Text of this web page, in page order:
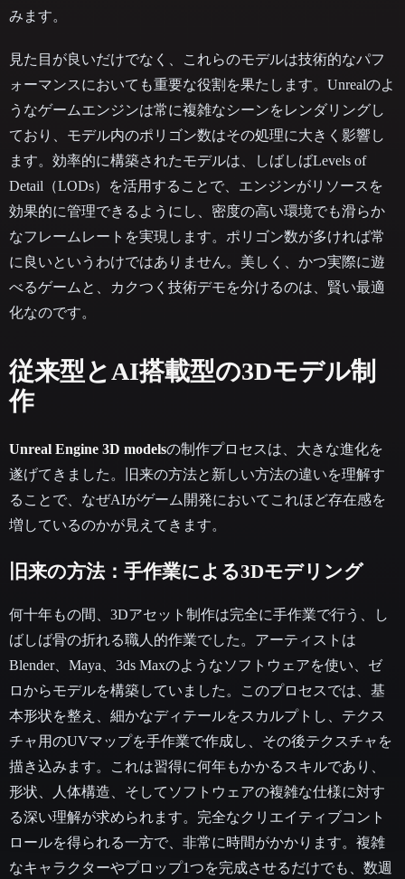
みます。
見た目が良いだけでなく、これらのモデルは技術的なパフ
ォーマンスにおいても重要な役割を果たします。Unrealのよ
うなゲームエンジンは常に複雑なシーンをレンダリングし
ており、モデル内のポリゴン数はその処理に大きく影響し
ます。効率的に構築されたモデルは、しばしばLevels of
Detail（LODs）を活用することで、エンジンがリソースを
効果的に管理できるようにし、密度の高い環境でも滑らか
なフレームレートを実現します。ポリゴン数が多ければ常
に良いというわけではありません。美しく、かつ実際に遊
べるゲームと、カクつく技術デモを分けるのは、賢い最適
化なのです。
従来型とAI搭載型の3Dモデル制
作
Unreal Engine 3D modelsの制作プロセスは、大きな進化を
遂げてきました。旧来の方法と新しい方法の違いを理解す
ることで、なぜAIがゲーム開発においてこれほど存在感を
増しているのかが見えてきます。
旧来の方法：手作業による3Dモデリング
何十年もの間、3Dアセット制作は完全に手作業で行う、し
ばしば骨の折れる職人的作業でした。アーティストは
Blender、Maya、3ds Maxのようなソフトウェアを使い、ゼ
ロからモデルを構築していました。このプロセスでは、基
本形状を整え、細かなディテールをスカルプトし、テクス
チャ用のUVマップを手作業で作成し、その後テクスチャを
描き込みます。これは習得に何年もかかるスキルであり、
形状、人体構造、そしてソフトウェアの複雑な仕様に対す
る深い理解が求められます。完全なクリエイティブコント
ロールを得られる一方で、非常に時間がかかります。複雑
なキャラクターやプロップ1つを完成させるだけでも、数週